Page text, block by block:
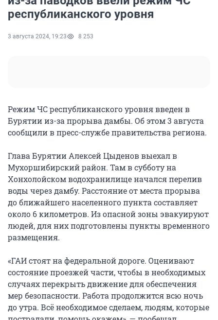
республиканского уровня
3 августа 2024, 19:23 8 253
Режим ЧС республиканского уровня введен в
Бурятии из-за прорыва дамбы. Об этом 3 августа
сообщили в пресс-службе правительства региона.
Глава Бурятии Алексей Цыденов выехал в
Мухоршибирский район. Там в субботу на
Хонхолойском водохранилище начался перелив
воды через дамбу. Расстояние от места прорыва
до ближайшего населенного пункта составляет
около 6 километров. Из опасной зоны эвакуируют
людей, для них подготовлены пункты временного
размещения.
«ГАИ стоят на федеральной дороге. Оценивают
состояние проезжей части, чтобы в необходимых
случаях перекрыть движение для обеспечения
мер безопасности. Работа продолжится всю ночь
до утра. Всё необходимое сделаем, людям, которые